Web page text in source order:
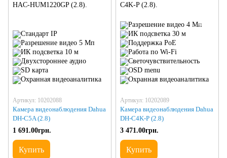
Артикул: 10202088
Камера видеонаблюдения Dahua
DH-C5A (2.8)
1 691.00грн.
Купить
Артикул: 10202089
Камера видеонаблюдения Dahua
DH-C4K-P (2.8)
3 471.00грн.
Купить